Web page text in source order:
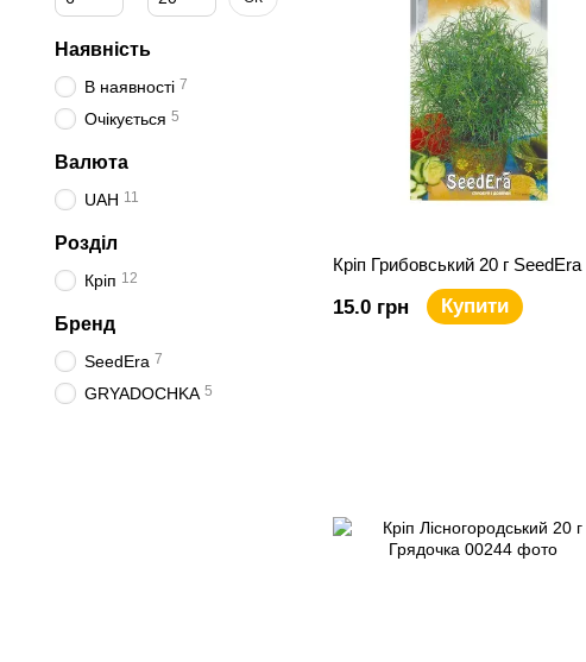
Кріп Грибовський 20 г SeedEra
15.0 грн Купити
Наявність
В наявності 7
Очікується 5
Валюта
UAH 11
Розділ
Кріп 12
Бренд
SeedEra 7
GRYADOCHKA 5